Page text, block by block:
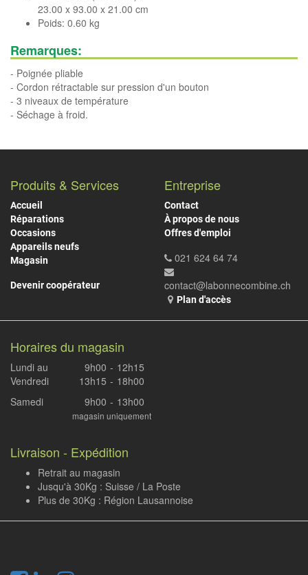
23.00 x 93.00 x 21.00 cm
Poids: 0.60 kg
Remarques:
- Poignée pliable
- Cordon rétractable sur pression d'un bouton
- 3 niveaux de température
- Séchage à froid.
Produits & Services
Accueil
Réparations
Occasions
Appareils neufs
Magasin
Devenir coopérateur
Entreprise
Contact
À propos de nous
Offres d'emploi
021 624 64 74
contact@labonnecombine.ch
Plan d'accès
Horaires du magasin
Lundi au
Vendredi
9h00
13h15
-
-
12h15
18h00
Samedi
9h00 - 13h00
magasin uniquement
Livraison - Expédition
Retrait au magasin
Jusqu'à 30Kg : Suisse / La Poste
Plus de 30Kg : Région Lausannoise